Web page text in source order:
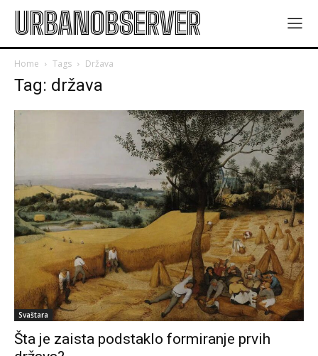
URBANOBSERVER
Home Tags Država
Tag: država
Svaštara
Šta je zaista podstaklo formiranje prvih